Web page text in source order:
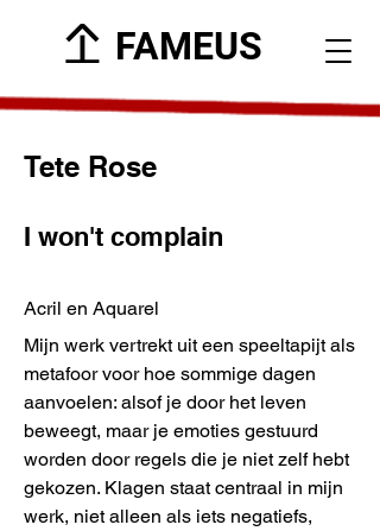
FAMEUS
Tete Rose
I won't complain
Acril en Aquarel
Mijn werk vertrekt uit een speeltapijt als
metafoor voor hoe sommige dagen
aanvoelen: alsof je door het leven
beweegt, maar je emoties gestuurd
worden door regels die je niet zelf hebt
gekozen. Klagen staat centraal in mijn
werk, niet alleen als iets negatiefs,